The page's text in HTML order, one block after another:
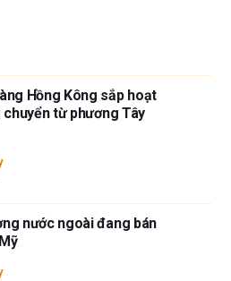
Hồng Kông sắp hoạt
từ phương Tây
nước ngoài đang bán